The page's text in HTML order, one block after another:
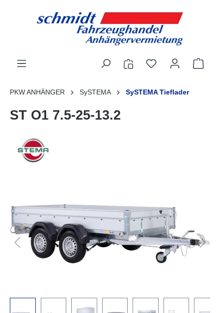
PKW ANHÄNGER SySTEMA SySTEMA Tieflader
ST O1 7.5-25-13.2